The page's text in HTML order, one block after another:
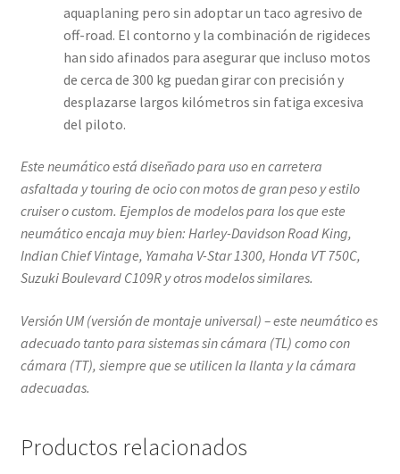
aquaplaning pero sin adoptar un taco agresivo de
off-road. El contorno y la combinación de rigideces
han sido afinados para asegurar que incluso motos
de cerca de 300 kg puedan girar con precisión y
desplazarse largos kilómetros sin fatiga excesiva
del piloto.
Este neumático está diseñado para uso en carretera
asfaltada y touring de ocio con motos de gran peso y estilo
cruiser o custom. Ejemplos de modelos para los que este
neumático encaja muy bien: Harley-Davidson Road King,
Indian Chief Vintage, Yamaha V-Star 1300, Honda VT 750C,
Suzuki Boulevard C109R y otros modelos similares.
Versión UM (versión de montaje universal) – este neumático es
adecuado tanto para sistemas sin cámara (TL) como con
cámara (TT), siempre que se utilicen la llanta y la cámara
adecuadas.
Productos relacionados